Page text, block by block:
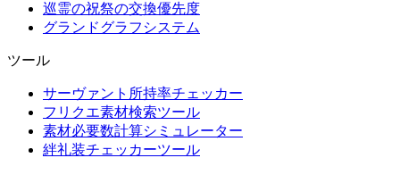
巡霊の祝祭の交換優先度
グランドグラフシステム
ツール
サーヴァント所持率チェッカー
フリクエ素材検索ツール
素材必要数計算シミュレーター
絆礼装チェッカーツール